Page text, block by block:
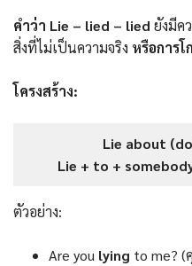
คำว่า Lie – lied – lied ยังมีค
สิ่งที่ไม่เป็นความจริง หรือการโ
โครงสร้าง:
Lie about
Lie + to +
ตัวอย่าง:
Are you lying to me? (